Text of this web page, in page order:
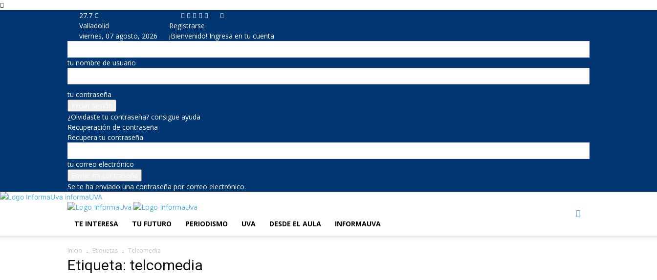
27.7 C
Valladolid
viernes, 07 agosto, 2026
Registrarse
¡Bienvenido! Ingresa en tu cuenta
tu nombre de usuario
tu contraseña
¿Olvidaste tu contraseña? consigue ayuda
Recuperación de contraseña
Recupera tu contraseña
tu correo electrónico
Se te ha enviado una contraseña por correo electrónico.
informaUVA
TE INTERESA TU FUTURO PERIODISMO UVA DESDE EL AULA INFORMAUVA
Inicio Etiquetas Telcomedia
Etiqueta: telcomedia